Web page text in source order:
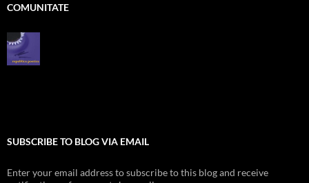
COMUNITATE
SUBSCRIBE TO BLOG VIA EMAIL
Enter your email address to subscribe to this blog and receive